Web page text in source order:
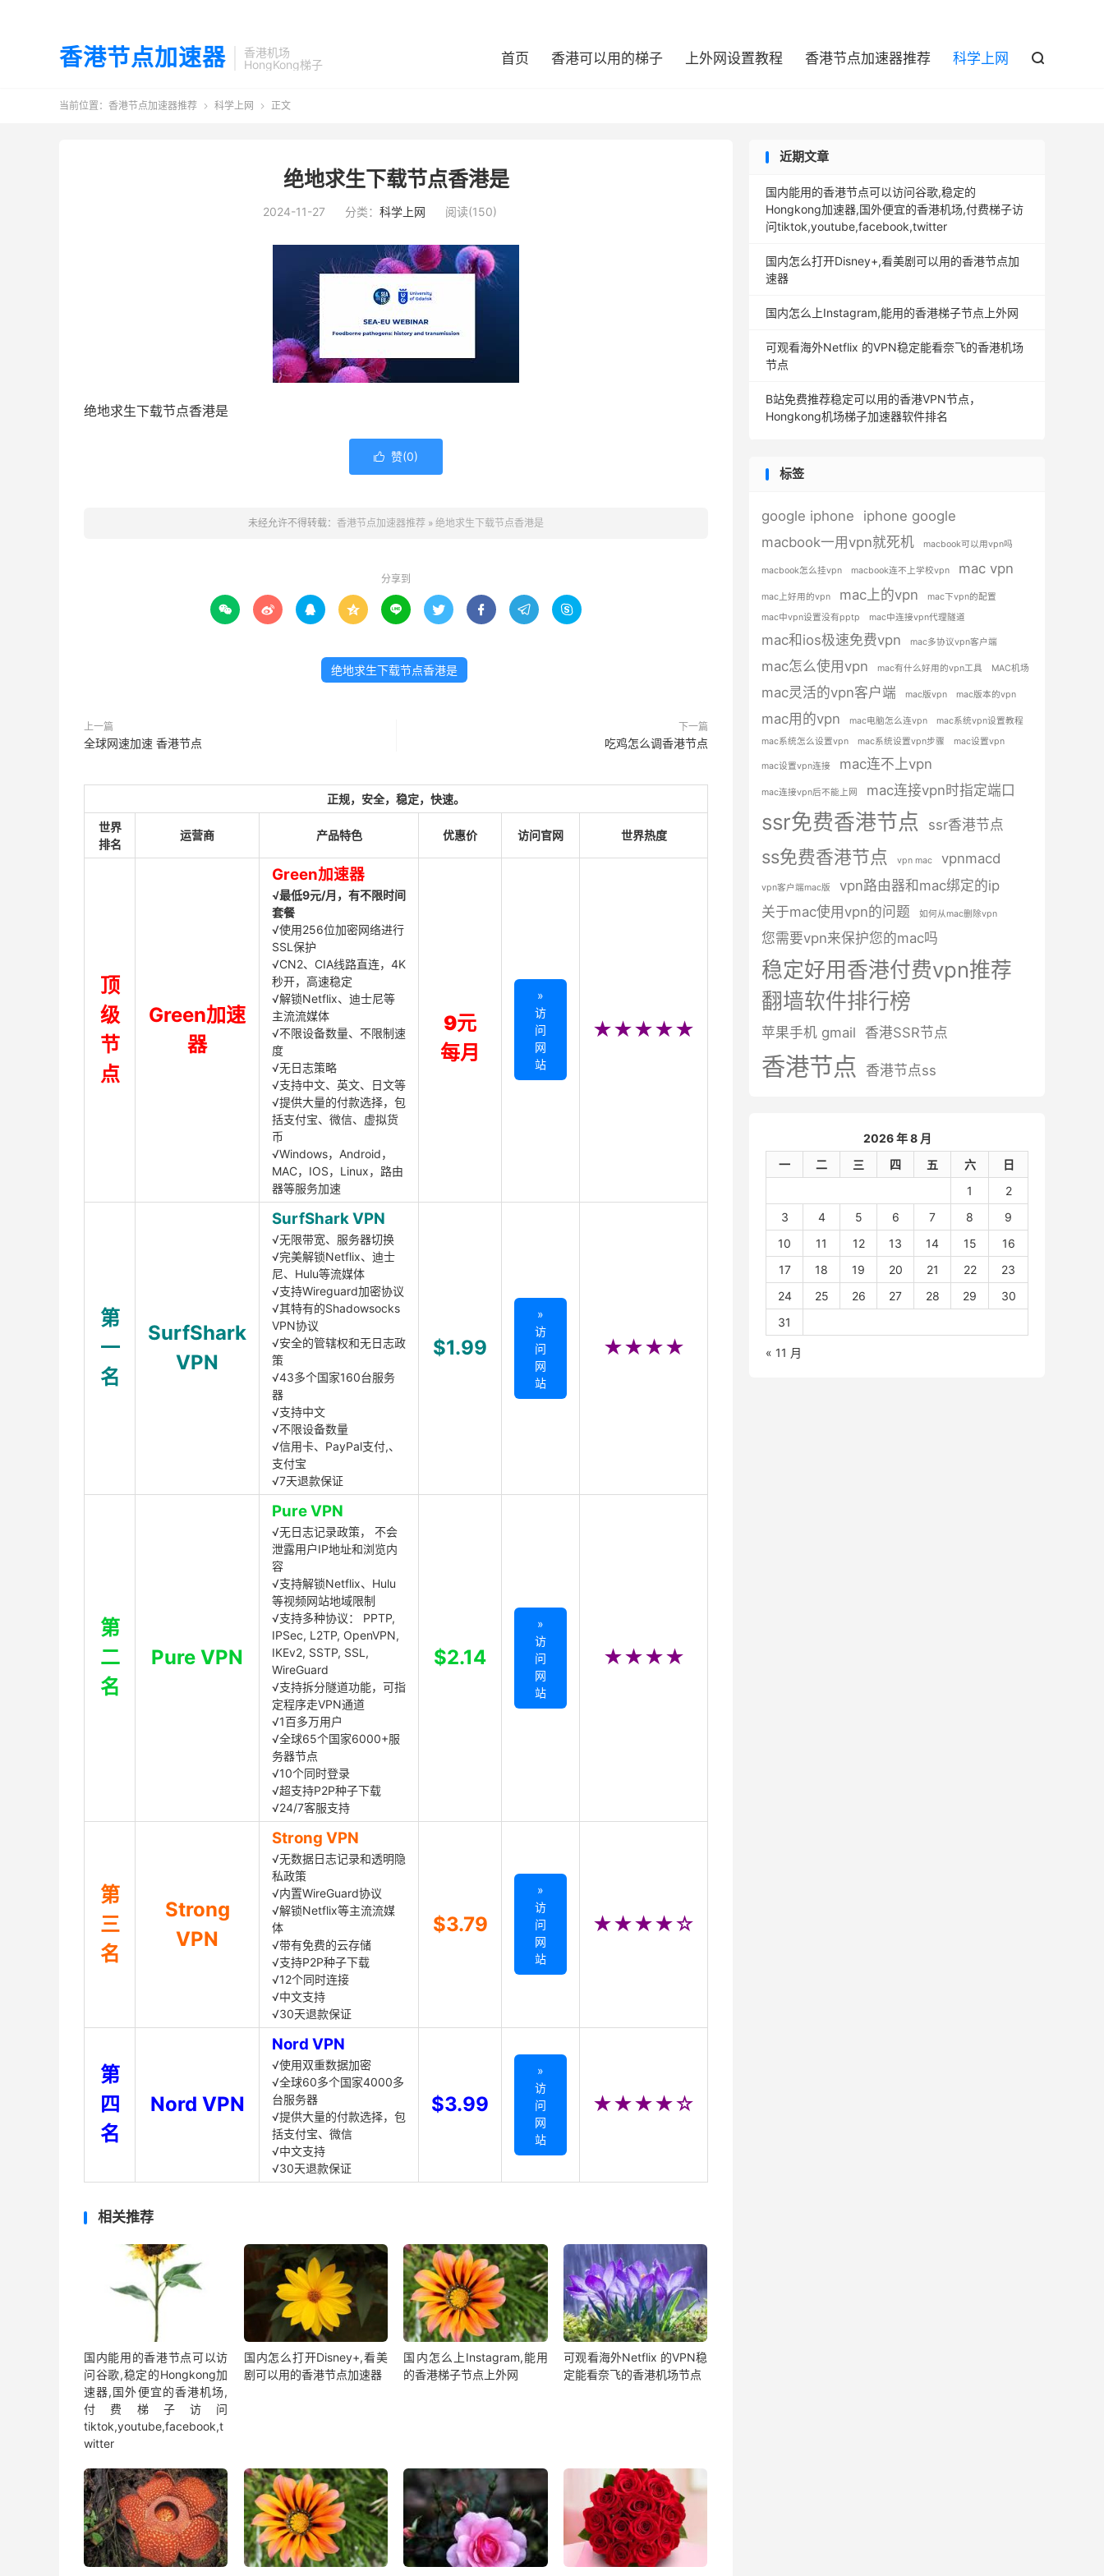
香港节点加速器
香港机场
HongKong梯子
首页 香港可以用的梯子 上外网设置教程 香港节点加速器推荐 科学上网 
当前位置： 香港节点加速器推荐  科学上网  正文
绝地求生下载节点香港是
2024-11-27 分类： 科学上网 阅读(150)
绝地求生下载节点香港是
 赞(0)
未经允许不得转载： 香港节点加速器推荐 » 绝地求生下载节点香港是
分享到
        
绝地求生下载节点香港是
上一篇
全球网速加速 香港节点
下一篇
吃鸡怎么调香港节点
正规，安全，稳定，快速。
世界
排名
运营商 产品特色 优惠价 访问官网 世界热度
顶
级
节
点
Green加速
器
Green加速器
√最低9元/月，有不限时间
套餐
√使用256位加密网络进行
SSL保护
√CN2、CIA线路直连，4K
秒开，高速稳定
√解锁Netflix、迪士尼等
主流流媒体
√不限设备数量、不限制速
度
√无日志策略
√支持中文、英文、日文等
√提供大量的付款选择，包
括支付宝、微信、虚拟货
币
√Windows，Android，
MAC，IOS，Linux，路由
器等服务加速
9元
每月
»
访
问
网
站
★★★★★
第
一
名
SurfShark
VPN
SurfShark VPN
√无限带宽、服务器切换
√完美解锁Netflix、迪士
尼、Hulu等流媒体
√支持Wireguard加密协议
√其特有的Shadowsocks
VPN协议
√安全的管辖权和无日志政
策
√43多个国家160台服务
器
√支持中文
√不限设备数量
√信用卡、PayPal支付,、
支付宝
√7天退款保证
$1.99
»
访
问
网
站
★★★★
第
二
名
Pure VPN
Pure VPN
√无日志记录政策， 不会
泄露用户IP地址和浏览内
容
√支持解锁Netflix、Hulu
等视频网站地域限制
√支持多种协议： PPTP,
IPSec, L2TP, OpenVPN,
IKEv2, SSTP, SSL,
WireGuard
√支持拆分隧道功能，可指
定程序走VPN通道
√1百多万用户
√全球65个国家6000+服
务器节点
√10个同时登录
√超支持P2P种子下载
√24/7客服支持
$2.14
»
访
问
网
站
★★★★
第
三
名
Strong
VPN
Strong VPN
√无数据日志记录和透明隐
私政策
√内置WireGuard协议
√解锁Netflix等主流流媒
体
√带有免费的云存储
√支持P2P种子下载
√12个同时连接
√中文支持
√30天退款保证
$3.79
»
访
问
网
站
★★★★☆
第
四
名
Nord VPN
Nord VPN
√使用双重数据加密
√全球60多个国家4000多
台服务器
√提供大量的付款选择，包
括支付宝、微信
√中文支持
√30天退款保证
$3.99
»
访
问
网
站
★★★★☆
相关推荐
国内能用的香港节点可以访
问谷歌,稳定的Hongkong加
速器,国外便宜的香港机场,
付费梯子访问
tiktok,youtube,facebook,t
witter
国内怎么打开Disney+,看美
剧可以用的香港节点加速器
国内怎么上Instagram,能用
的香港梯子节点上外网
可观看海外Netflix 的VPN稳
定能看奈飞的香港机场节点
近期文章
国内能用的香港节点可以访问谷歌,稳定的
Hongkong加速器,国外便宜的香港机场,付费梯子访
问tiktok,youtube,facebook,twitter
国内怎么打开Disney+,看美剧可以用的香港节点加
速器
国内怎么上Instagram,能用的香港梯子节点上外网
可观看海外Netflix 的VPN稳定能看奈飞的香港机场
节点
B站免费推荐稳定可以用的香港VPN节点，
Hongkong机场梯子加速器软件排名
标签
google iphone
iphone google
macbook一用vpn就死机
macbook可以用vpn吗
macbook怎么挂vpn macbook连不上学校vpn mac vpn
mac上好用的vpn mac上的vpn
mac下vpn的配置
mac中vpn设置没有pptp
mac中连接vpn代理隧道
mac和ios极速免费vpn mac多协议vpn客户端
mac怎么使用vpn mac有什么好用的vpn工具 MAC机场
mac灵活的vpn客户端 mac版vpn mac版本的vpn
mac用的vpn mac电脑怎么连vpn
mac系统vpn设置教程
mac系统怎么设置vpn
mac系统设置vpn步骤 mac设置vpn
mac设置vpn连接 mac连不上vpn
mac连接vpn后不能上网 mac连接vpn时指定端口
ssr免费香港节点 ssr香港节点
ss免费香港节点 vpn mac vpnmacd
vpn客户端mac版
vpn路由器和mac绑定的ip
关于mac使用vpn的问题
如何从mac删除vpn
您需要vpn来保护您的mac吗
稳定好用香港付费vpn推荐
翻墙软件排行榜
苹果手机 gmail 香港SSR节点
香港节点 香港节点ss
2026 年 8 月
一
二 三 四 五 六
日
1
2
3
4 5 6 7 8
9
10
11 12 13 14 15
16
17
18 19 20 21 22
23
24
25 26 27 28 29
30
31
« 11 月